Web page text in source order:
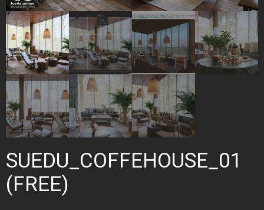
SUEDU_COFFEHOUSE_01
(FREE)